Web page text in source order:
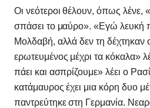
Οι νεότεροι θέλουν, όπως λένε,
σπάσει το μαύρο». «Εγώ λευκή
Μολδαβή, αλλά δεν τη δέχτηκαν
ερωτευμένος μέχρι τα κόκαλα»
πάει και ασπρίζουμε» λέει ο
κατάμαυρος έχει μια κόρη δυο
παντρεύτηκε στη Γερμανία.